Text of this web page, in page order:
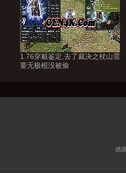
1.76穿戴鉴定,去了裁决之杖山需
要无极棍没被偷
感